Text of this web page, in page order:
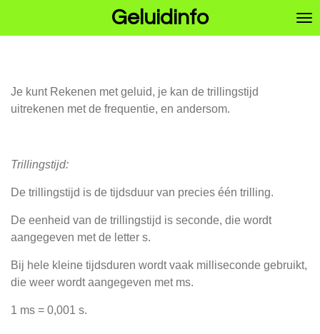
Geluidinfo
Je kunt Rekenen met geluid, je kan de trillingstijd
uitrekenen met de frequentie, en andersom.
Trillingstijd:
De trillingstijd is de tijdsduur van precies één trilling.
De eenheid van de trillingstijd is seconde, die wordt
aangegeven met de letter s.
Bij hele kleine tijdsduren wordt vaak milliseconde gebruikt,
die weer wordt aangegeven met ms.
1 ms = 0,001 s.